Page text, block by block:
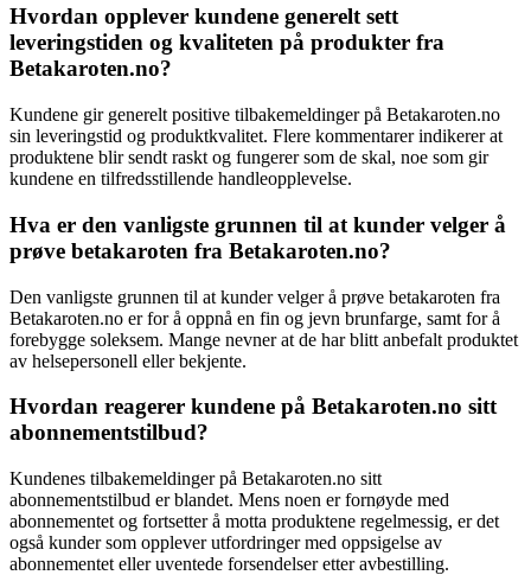
Hvordan opplever kundene generelt sett
leveringstiden og kvaliteten på produkter fra
Betakaroten.no?
Kundene gir generelt positive tilbakemeldinger på Betakaroten.no
sin leveringstid og produktkvalitet. Flere kommentarer indikerer at
produktene blir sendt raskt og fungerer som de skal, noe som gir
kundene en tilfredsstillende handleopplevelse.
Hva er den vanligste grunnen til at kunder velger å
prøve betakaroten fra Betakaroten.no?
Den vanligste grunnen til at kunder velger å prøve betakaroten fra
Betakaroten.no er for å oppnå en fin og jevn brunfarge, samt for å
forebygge soleksem. Mange nevner at de har blitt anbefalt produktet
av helsepersonell eller bekjente.
Hvordan reagerer kundene på Betakaroten.no sitt
abonnementstilbud?
Kundenes tilbakemeldinger på Betakaroten.no sitt
abonnementstilbud er blandet. Mens noen er fornøyde med
abonnementet og fortsetter å motta produktene regelmessig, er det
også kunder som opplever utfordringer med oppsigelse av
abonnementet eller uventede forsendelser etter avbestilling.